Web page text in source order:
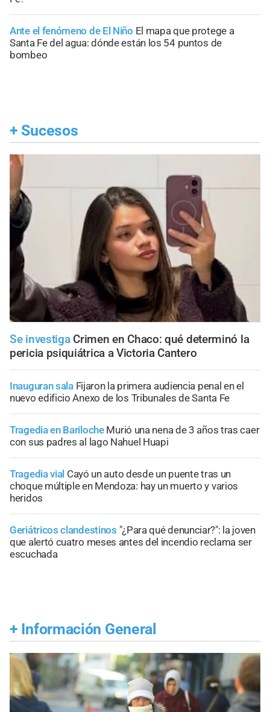
Ante el fenómeno de El Niño El mapa que protege a
Santa Fe del agua: dónde están los 54 puntos de
bombeo
+ Sucesos
Se investiga Crimen en Chaco: qué determinó la
pericia psiquiátrica a Victoria Cantero
Inauguran sala Fijaron la primera audiencia penal en el
nuevo edificio Anexo de los Tribunales de Santa Fe
Tragedia en Bariloche Murió una nena de 3 años tras caer
con sus padres al lago Nahuel Huapi
Tragedia vial Cayó un auto desde un puente tras un
choque múltiple en Mendoza: hay un muerto y varios
heridos
Geriátricos clandestinos "¿Para qué denunciar?": la joven
que alertó cuatro meses antes del incendio reclama ser
escuchada
+ Información General